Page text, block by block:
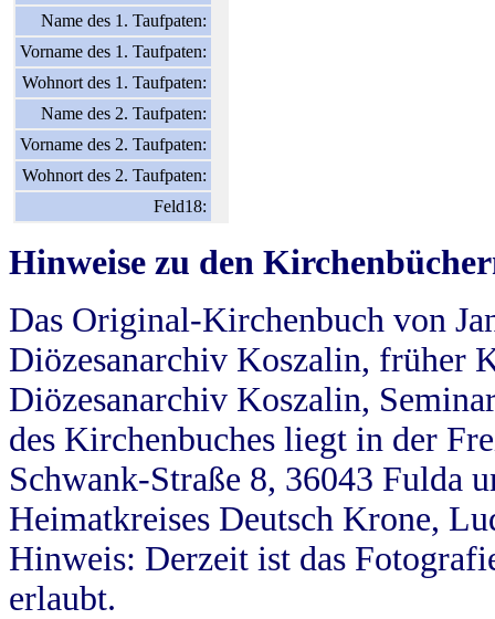
Name des 1. Taufpaten:
Vorname des 1. Taufpaten:
Wohnort des 1. Taufpaten:
Name des 2. Taufpaten:
Vorname des 2. Taufpaten:
Wohnort des 2. Taufpaten:
Feld18:
Hinweise zu den
Das Original-Kirchenbuch von
Diözesanarchiv Koszalin, früher
Diözesanarchiv Koszalin,
des Kirchenbuches liegt in der
Schwank-Straße 8, 36043 Fulda
Heimatkreises Deutsch Krone,
Hinweis: Derzeit ist das
erlaubt.